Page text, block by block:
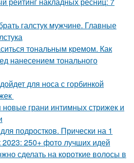
галстук мужчине. Главные
тональным кремом. Как
нанесением тонального
для носа с горбинкой
новые грани интимных стрижек и
подростков. Прически на 1
2023: 250+ фото лучших идей
сделать на короткие волосы в